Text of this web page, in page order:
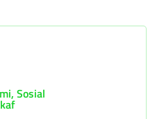
Sosial